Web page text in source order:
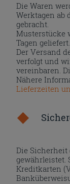
Die Waren
Werktagen ab
gebracht.
Musterstücke
Tagen geliefert.
Der Versand
verfolgt und
vereinbaren.
Nähere
Lieferzeiten
Die Sicherheit
gewährleistet.
Kreditkarten